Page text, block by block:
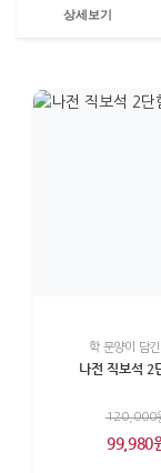
상세보기
학 문양이 담
나전 직보석 2
120,000
99,980